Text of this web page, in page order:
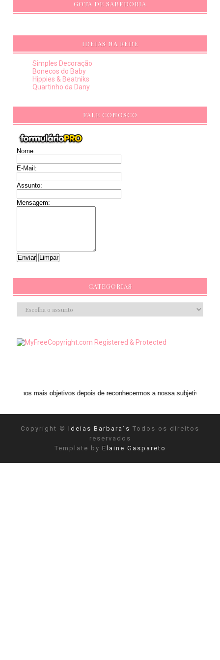
GOTA DE SABEDORIA
IDEIAS NA REDE
Simples Decoração
Bonecos do Baby
Hippies & Beatniks
Quartinho da Dany
FALE CONOSCO
Nome:
E-Mail:
Assunto:
Mensagem:
CATEGORIAS
objetivos depois de reconhecermos a nossa subjetividade." ANAIS NIN
Copyright © Ideias Barbara´s Todos os direitos
reservados
Template by Elaine Gaspareto